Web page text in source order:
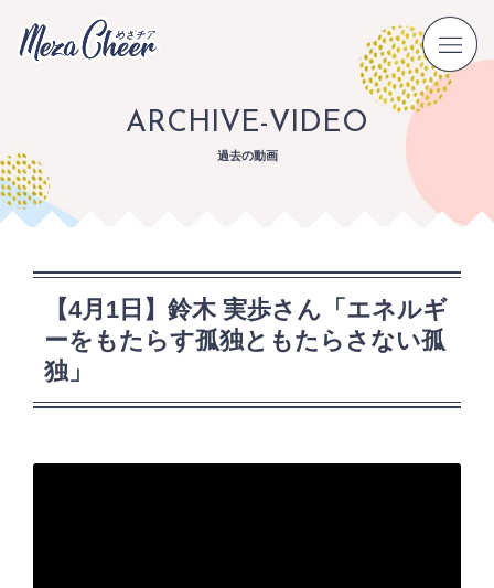
ARCHIVE-VIDEO
過去の動画
【4月1日】鈴木 実歩さん「エネルギ
ーをもたらす孤独ともたらさない孤
独」